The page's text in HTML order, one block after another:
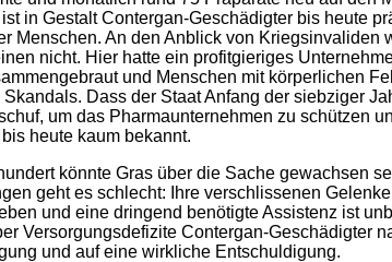
in Gestalt Contergan-Geschädigter bis heute
Menschen. An den Anblick von Kriegsinvaliden
nicht. Hier hatte ein profitgieriges
und Menschen mit körperlichen
Dass der Staat Anfang der siebziger
um das Pharmaunternehmen zu schützen
heute kaum bekannt.
könnte Gras über die Sache gewachsen
geht es schlecht: Ihre verschlissenen
und eine dringend benötigte Assistenz ist
Versorgungsdefi­zite Contergan-Geschädigter
und auf eine wirkliche Entschuldigung.